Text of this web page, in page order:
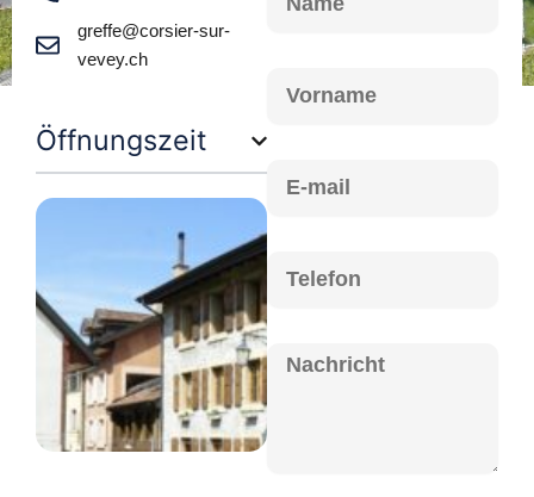
greffe@corsier-sur-
vevey.ch
Öffnungszeit
E-
mail
Nachricht